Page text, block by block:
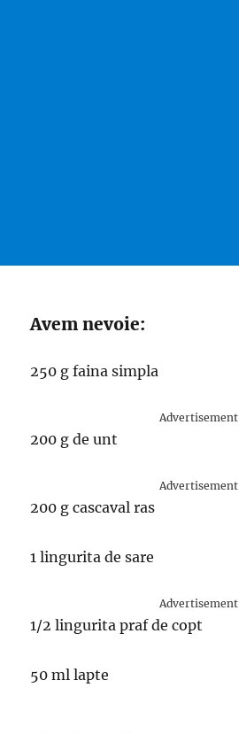
Avem nevoie:
250 g faina simpla
Advertisement
200 g de unt
Advertisement
200 g cascaval ras
1 lingurita de sare
Advertisement
1/2 lingurita praf de copt
50 ml lapte